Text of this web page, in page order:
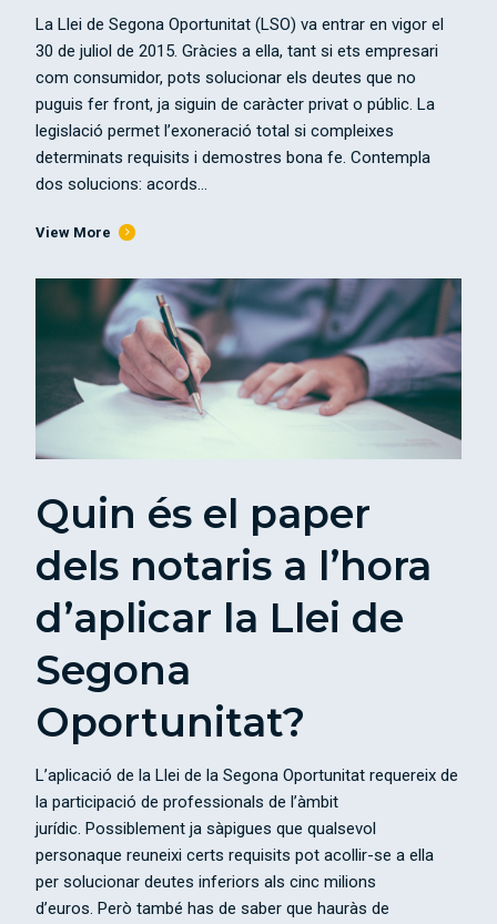
La Llei de Segona Oportunitat (LSO) va entrar en vigor el
30 de juliol de 2015. Gràcies a ella, tant si ets empresari
com consumidor, pots solucionar els deutes que no
puguis fer front, ja siguin de caràcter privat o públic. La
legislació permet l’exoneració total si compleixes
determinats requisits i demostres bona fe. Contempla
dos solucions: acords...
View More
Quin és el paper
dels notaris a l’hora
d’aplicar la Llei de
Segona
Oportunitat?
L’aplicació de la Llei de la Segona Oportunitat requereix de
la participació de professionals de l’àmbit
jurídic. Possiblement ja sàpigues que qualsevol
personaque reuneixi certs requisits pot acollir-se a ella
per solucionar deutes inferiors als cinc milions
d’euros. Però també has de saber que hauràs de